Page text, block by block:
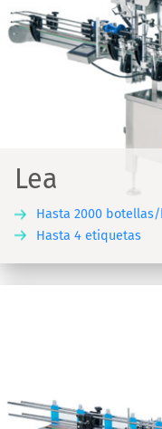
Lea
Hasta 2000 botellas/
Hasta 4 etiquetas